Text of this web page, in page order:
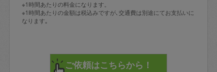
※1時間あたりの料金になります。
※1時間あたりの金額は税込みですが､交通費は別途にてお支払いに
なります｡